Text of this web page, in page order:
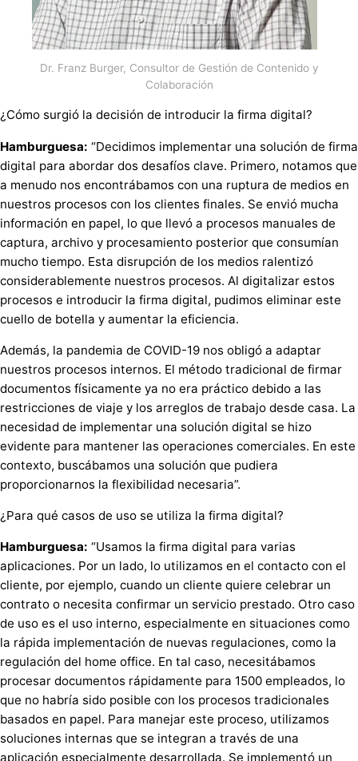
Dr. Franz Burger, Consultor de Gestión de Contenido y
Colaboración
¿Cómo surgió la decisión de introducir la firma digital?
Hamburguesa: “Decidimos implementar una solución de firma
digital para abordar dos desafíos clave. Primero, notamos que
a menudo nos encontrábamos con una ruptura de medios en
nuestros procesos con los clientes finales. Se envió mucha
información en papel, lo que llevó a procesos manuales de
captura, archivo y procesamiento posterior que consumían
mucho tiempo. Esta disrupción de los medios ralentizó
considerablemente nuestros procesos. Al digitalizar estos
procesos e introducir la firma digital, pudimos eliminar este
cuello de botella y aumentar la eficiencia.
Además, la pandemia de COVID-19 nos obligó a adaptar
nuestros procesos internos. El método tradicional de firmar
documentos físicamente ya no era práctico debido a las
restricciones de viaje y los arreglos de trabajo desde casa. La
necesidad de implementar una solución digital se hizo
evidente para mantener las operaciones comerciales. En este
contexto, buscábamos una solución que pudiera
proporcionarnos la flexibilidad necesaria”.
¿Para qué casos de uso se utiliza la firma digital?
Hamburguesa: “Usamos la firma digital para varias
aplicaciones. Por un lado, lo utilizamos en el contacto con el
cliente, por ejemplo, cuando un cliente quiere celebrar un
contrato o necesita confirmar un servicio prestado. Otro caso
de uso es el uso interno, especialmente en situaciones como
la rápida implementación de nuevas regulaciones, como la
regulación del home office. En tal caso, necesitábamos
procesar documentos rápidamente para 1500 empleados, lo
que no habría sido posible con los procesos tradicionales
basados en papel. Para manejar este proceso, utilizamos
soluciones internas que se integran a través de una
aplicación especialmente desarrollada. Se implementó un